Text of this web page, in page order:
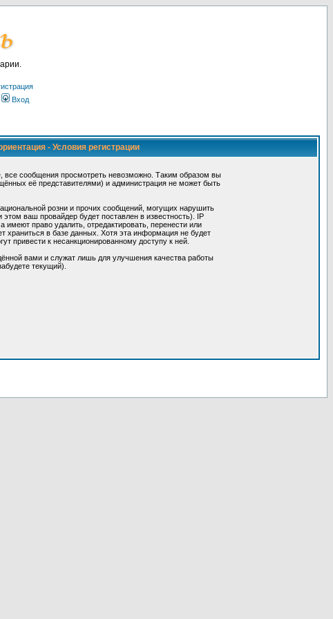
Вход
- Условия регистрации
все сообщения просмотреть невозможно. Таким образом вы
её представителями) и администрация не может быть
розни и прочих сообщений, могущих нарушить
ваш провайдер будет поставлен в известность). IP
право удалить, отредактировать, перенести или
в базе данных. Хотя эта информация не будет
привести к несанкционированному доступу к ней.
вами и служат лишь для улучшения качества работы
текущий).